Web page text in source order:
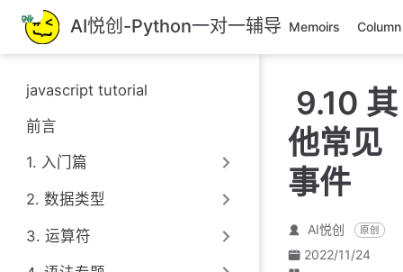
跳
至
主
內
容
AI悦创-Python一对一辅导 Memoirs Column
javascript tutorial
前言
1. 入门篇
2. 数据类型
3. 运算符
9.10 其
他常见
事件
AI悦创 原创
2022/11/24